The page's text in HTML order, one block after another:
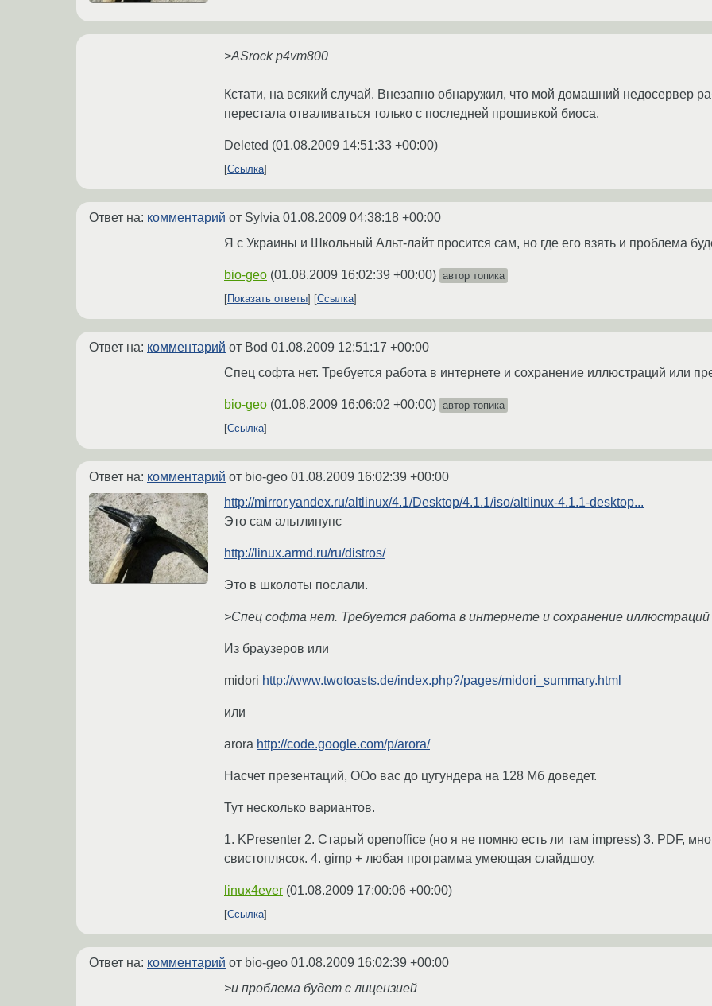
>ASrock p4vm800
Кстати, на всякий случай. Внезапно обнаружил, что мой домашний недосервер
перестала отваливаться только с последней прошивкой биоса.
Deleted (01.08.2009 14:51:33 +00:00)
Ссылка
Ответ на: комментарий от Sylvia 01.08.2009 04:38:18 +00:00
Я с Украины и Школьный Альт-лайт просится сам, но где его взять и проблема
bio-geo (01.08.2009 16:02:39 +00:00) автор топика
Показать ответы
Ссылка
Ответ на: комментарий от Bod 01.08.2009 12:51:17 +00:00
Спец софта нет. Требуется работа в интернете и сохранение иллюстраций или
bio-geo (01.08.2009 16:06:02 +00:00) автор топика
Ссылка
Ответ на: комментарий от bio-geo 01.08.2009 16:02:39 +00:00
http://mirror.yandex.ru/altlinux/4.1/Desktop/4.1.1/iso/altlinux-4.1.1-desktop...
Это сам альтлинупс
http://linux.armd.ru/ru/distros/
Это в школоты послали.
>Спец софта нет. Требуется работа в интернете и сохранение иллюстраций
Из браузеров или
midori http://www.twotoasts.de/index.php?/pages/midori_summary.html
или
arora http://code.google.com/p/arora/
Насчет презентаций, OOo вас до цугундера на 128 Мб доведет.
Тут несколько вариантов.
1. KPresenter 2. Старый openoffice (но я не помню есть ли там impress) 3. PDF,
свистоплясок. 4. gimp + любая программа умеющая слайдшоу.
linux4ever (01.08.2009 17:00:06 +00:00)
Ссылка
Ответ на: комментарий от bio-geo 01.08.2009 16:02:39 +00:00
>и проблема будет с лицензией